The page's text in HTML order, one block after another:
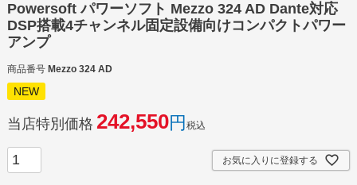
Powersoft パワーソフト Mezzo 324 AD Dante対応
DSP搭載4チャンネル固定設備向けコンパクトパワー
アンプ
商品番号 Mezzo 324 AD
NEW
当店特別価格 242,550 税込
お気に入りに登録する